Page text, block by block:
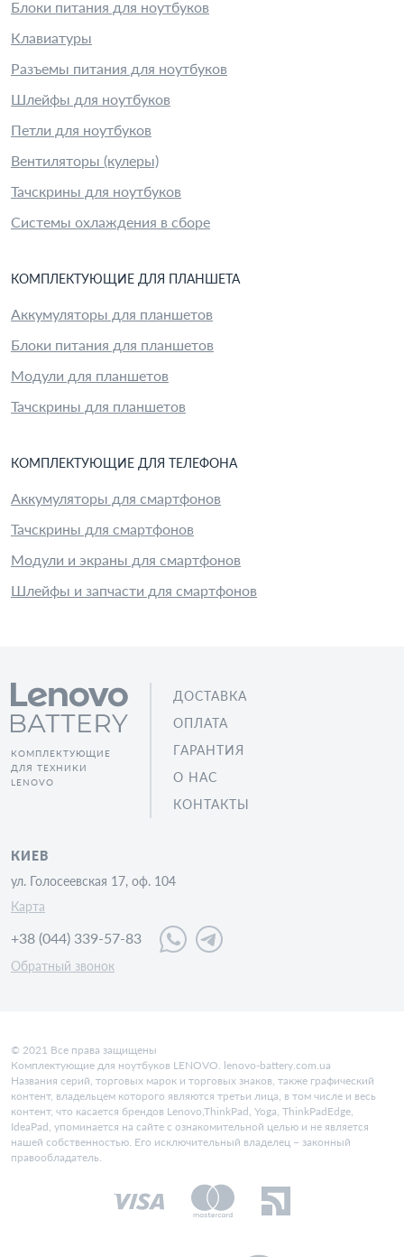
Блоки питания для ноутбуков
Клавиатуры
Разъемы питания для ноутбуков
Шлейфы для ноутбуков
Петли для ноутбуков
Вентиляторы (кулеры)
Тачскрины для ноутбуков
Системы охлаждения в сборе
КОМПЛЕКТУЮЩИЕ ДЛЯ ПЛАНШЕТА
Аккумуляторы для планшетов
Блоки питания для планшетов
Модули для планшетов
Тачскрины для планшетов
КОМПЛЕКТУЮЩИЕ ДЛЯ ТЕЛЕФОНА
Аккумуляторы для смартфонов
Тачскрины для смартфонов
Модули и экраны для смартфонов
Шлейфы и запчасти для смартфонов
КОМПЛЕКТУЮЩИЕ
ДЛЯ ТЕХНИКИ
LENOVO
ДОСТАВКА
ОПЛАТА
ГАРАНТИЯ
О НАС
КОНТАКТЫ
КИЕВ
ул. Голосеевская 17, оф. 104
Карта
+38 (044) 339-57-83
Обратный звонок
© 2021 Все права защищены
Комплектующие для ноутбуков LENOVO. lenovo-battery.com.ua
Названия серий, торговых марок и торговых знаков, также графический
контент, владельцем которого являются третьи лица, в том числе и весь
контент, что касается брендов Lenovo,ThinkPad, Yoga, ThinkPadEdge,
IdeaPad, упоминается на сайте с ознакомительной целью и не является
нашей собственностью. Его исключительный владелец – законный
правообладатель.